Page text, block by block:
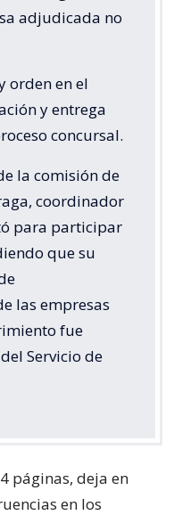
adjudicada no
orden en el
y entrega
concursal.
la comisión de
coordinador
para participar
que su
las empresas
fue
Servicio de
páginas, deja en
en los